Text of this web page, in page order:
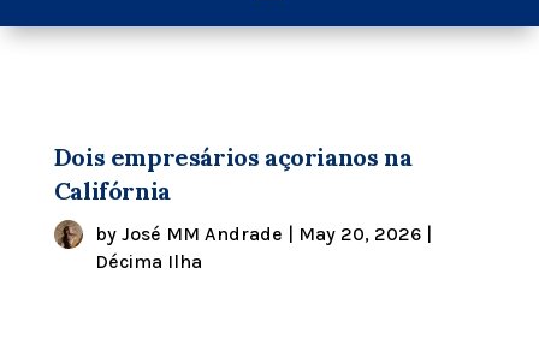
Dois empresários açorianos na
Califórnia
by José MM Andrade | May 20, 2026|
Décima Ilha